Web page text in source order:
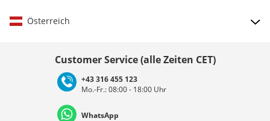
Österreich
Deutschland Österreich
Customer Service (alle Zeiten CET)
+43 316 455 123
Mo.-Fr.: 08:00 - 18:00 Uhr
WhatsApp